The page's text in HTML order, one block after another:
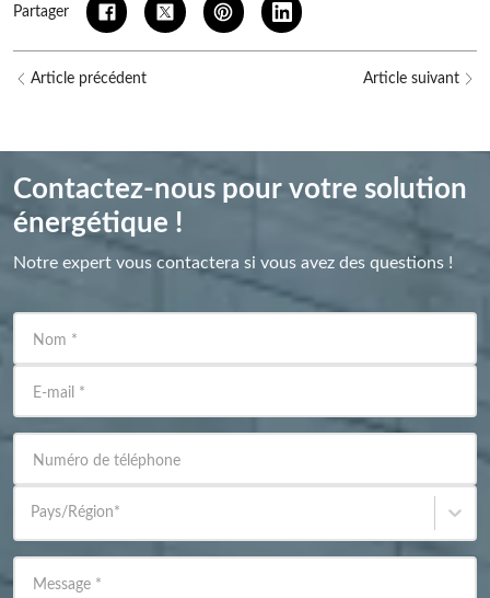
Partager
Article précédent Article suivant
Contactez-nous pour votre solution
énergétique !
Notre expert vous contactera si vous avez des questions !
Nom *
E-mail *
Numéro de téléphone
Pays/Région*
Message *